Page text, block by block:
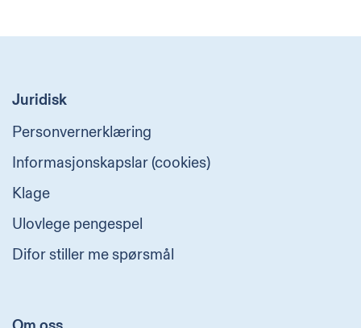
Juridisk
Personvernerklæring
Informasjonskapslar (cookies)
Klage
Ulovlege pengespel
Difor stiller me spørsmål